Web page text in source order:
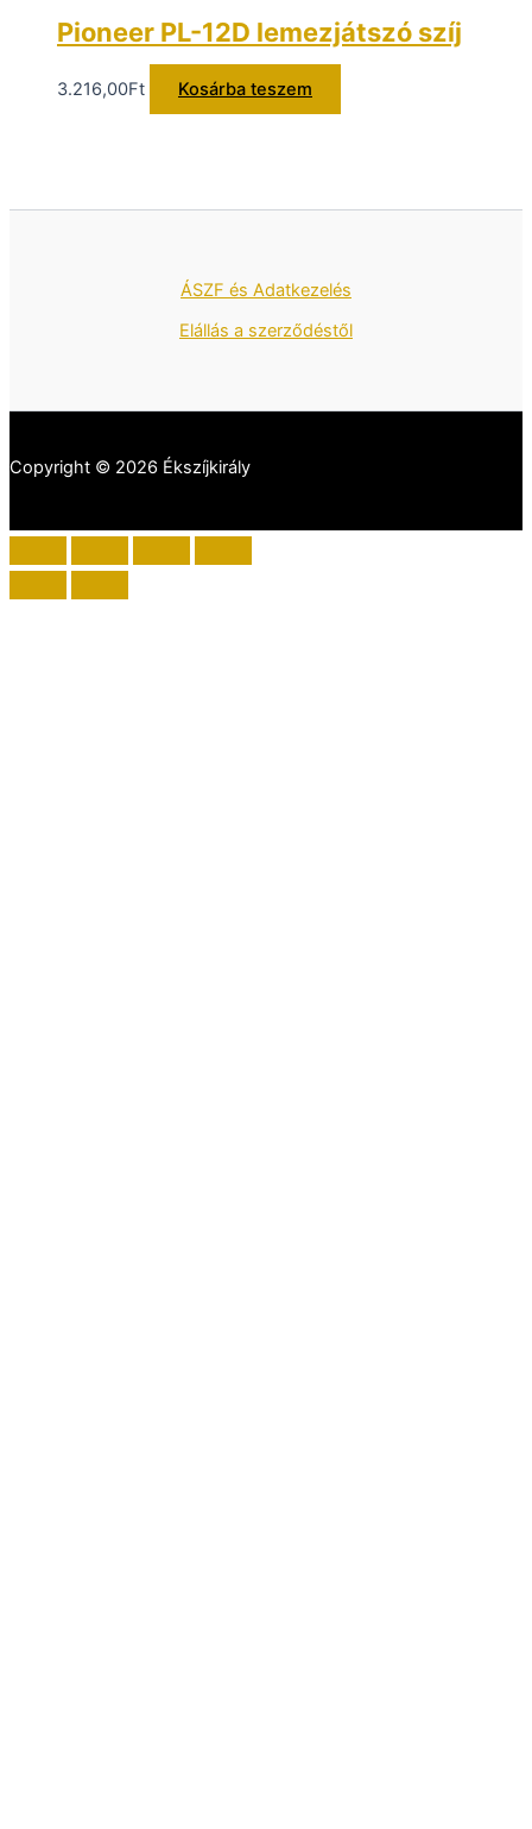
Pioneer PL-12D lemezjátszó szíj
3.216,00Ft Kosárba teszem
ÁSZF és Adatkezelés
Elállás a szerződéstől
Copyright © 2026 Ékszíjkirály